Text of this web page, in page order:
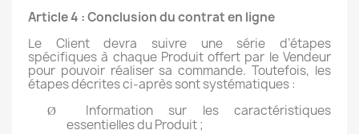
Article 4 : Conclusion du contrat en ligne
Le Client devra suivre une série d’étapes
spécifiques à chaque Produit offert par le Vendeur
pour pouvoir réaliser sa commande. Toutefois, les
étapes décrites ci-après sont systématiques :
Ø
Information sur les caractéristiques
essentielles du Produit ;